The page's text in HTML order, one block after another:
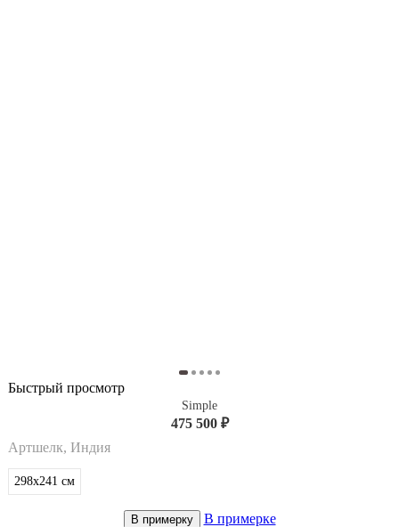
Быстрый просмотр
Simple
475 500 ₽
Артшелк, Индия
298x241 см
В примерку В примерке